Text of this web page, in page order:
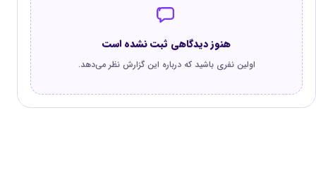
هنوز دیدگاهی ثبت نشده است
اولین نفری باشید که درباره این گزارش نظر می‌دهد.